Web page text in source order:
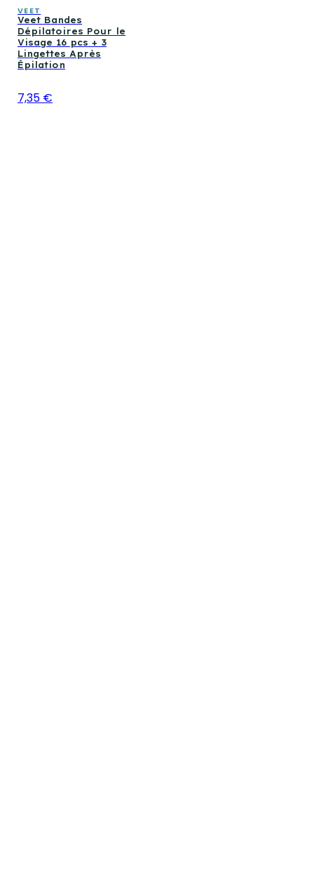
VEET
Veet Bandes
Dépilatoires Pour le
Visage 16 pcs + 3
Lingettes Après
Épilation
7,35 €